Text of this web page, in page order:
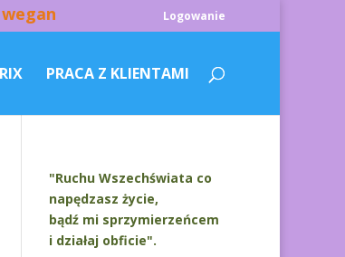
Logowanie
PRACA Z KLIENTAMI
"Ruchu Wszechświata co
napędzasz życie,
bądź mi sprzymierzeńcem
i działaj obficie".